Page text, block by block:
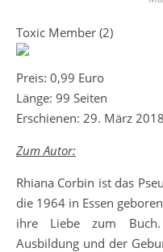
Toxic Member (2)
Preis: 0,99 Euro
Länge: 99 Seiten
Erschienen: 29. März 2018
Zum Autor:
Rhiana Corbin ist das
die 1964 in Essen
ihre Liebe zum Buch.
Ausbildung und der